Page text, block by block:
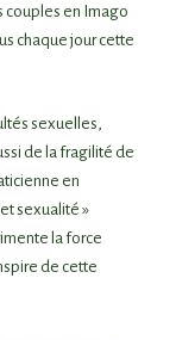
couples en Imago
chaque jour cette
sexuelles,
de la fragilité de
en
sexualité »
la force
de cette